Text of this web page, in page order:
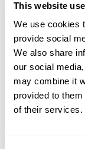
This website
We use cookies
provide social
We also share
our social
may combine it
provided to
of their services.
byznys,
RELATED